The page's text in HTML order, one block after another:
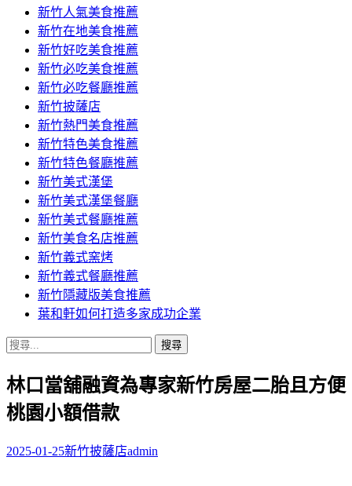
新竹人氣美食推薦
新竹在地美食推薦
新竹好吃美食推薦
新竹必吃美食推薦
新竹必吃餐廳推薦
新竹披薩店
新竹熱門美食推薦
新竹特色美食推薦
新竹特色餐廳推薦
新竹美式漢堡
新竹美式漢堡餐廳
新竹美式餐廳推薦
新竹美食名店推薦
新竹義式窯烤
新竹義式餐廳推薦
新竹隱藏版美食推薦
葉和軒如何打造多家成功企業
搜
關
鍵
字:
林口當舖融資為專家新竹房屋二胎且方便
桃園小額借款
2025-01-25新竹披薩店admin